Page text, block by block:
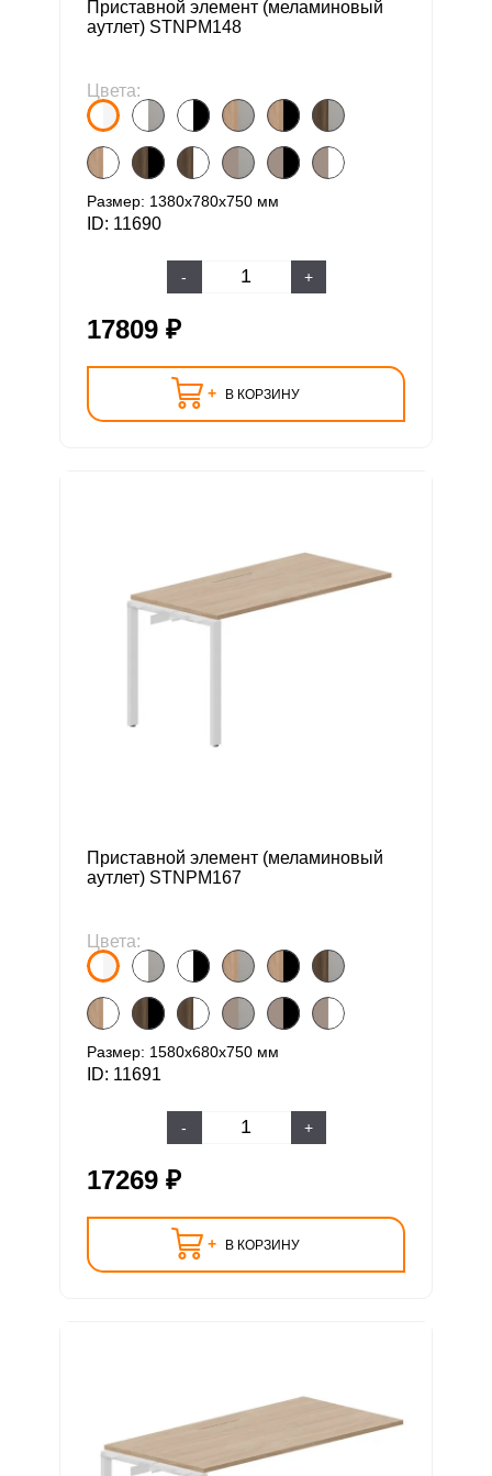
Приставной элемент (меламиновый
аутлет) STNPM148
Цвета:
Размер: 1380х780х750 мм
ID: 11690
- +
17809 ₽
+ В КОРЗИНУ
Приставной элемент (меламиновый
аутлет) STNPM167
Цвета:
Размер: 1580х680х750 мм
ID: 11691
- +
17269 ₽
+ В КОРЗИНУ